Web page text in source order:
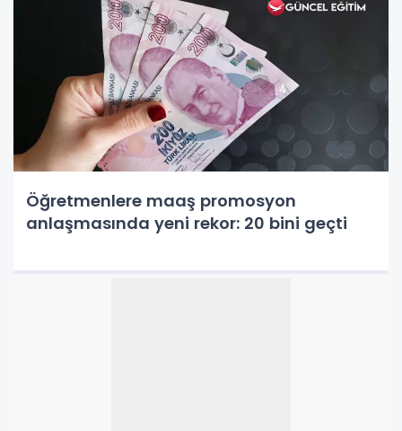
Öğretmenlere maaş promosyon
anlaşmasında yeni rekor: 20 bini geçti